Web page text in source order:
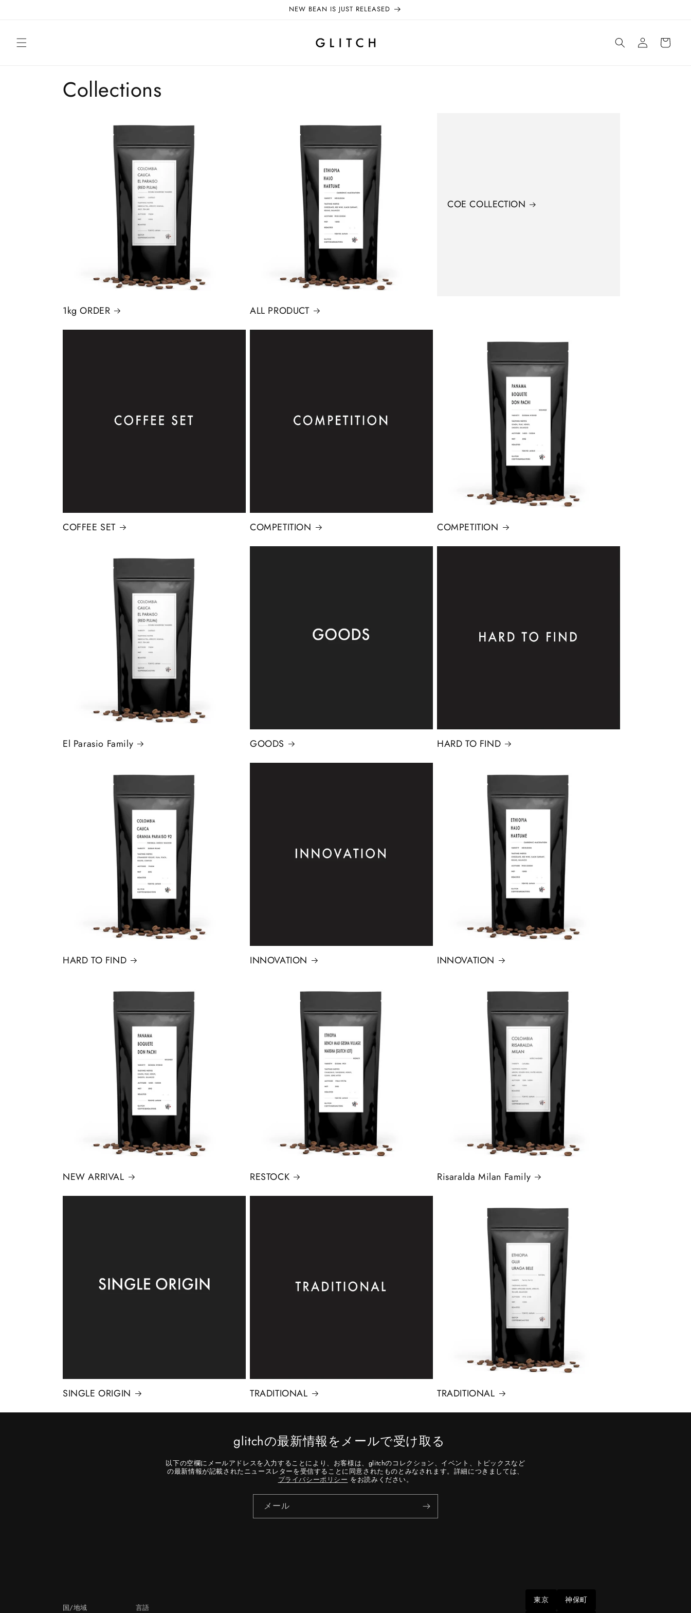
NEW BEAN IS JUST RELEASED
グ
イ
ー
Collections
1kg ORDER ALL PRODUCT
COE COLLECTION
COFFEE SET COMPETITION COMPETITION
El Parasio Family GOODS HARD TO FIND
HARD TO FIND INNOVATION INNOVATION
NEW ARRIVAL RESTOCK Risaralda Milan Family
SINGLE ORIGIN TRADITIONAL TRADITIONAL
glitchの最新情報をメールで受け取る
以下の空欄にメールアドレスを入力することにより、お客様は、glitchのコレクション、イベント、トピックスなど
の最新情報が記載されたニュースレターを受信することに同意されたものとみなされます。詳細につきましては、
プライバシーポリシー をお読みください。
メール
国/地域 言語
東京 神保町